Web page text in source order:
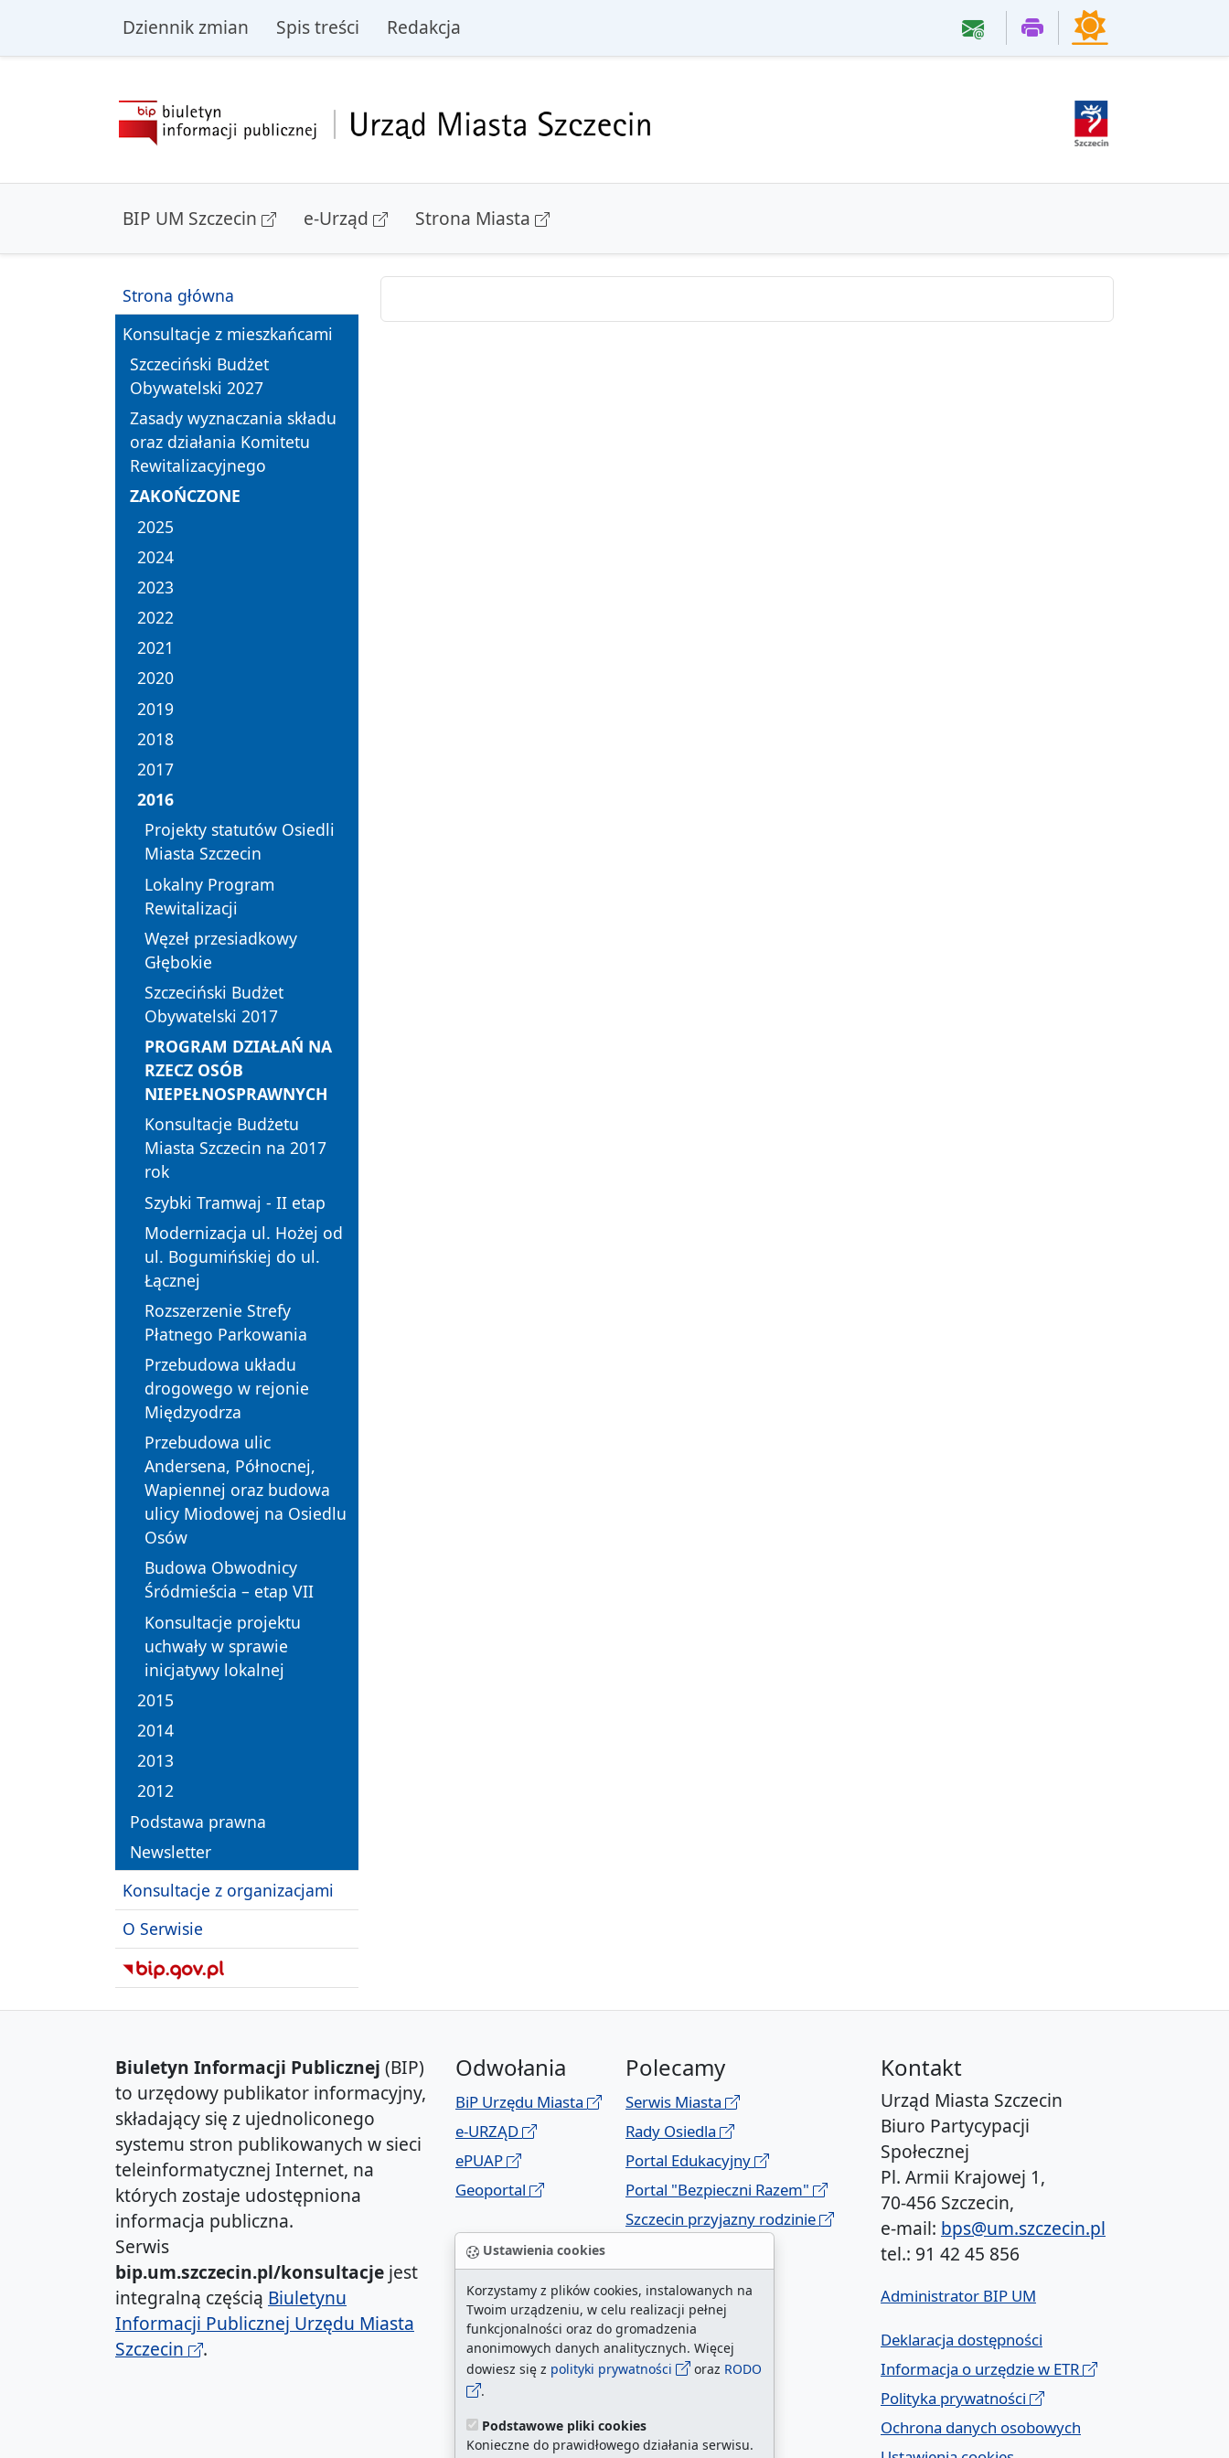
przejdź do głównego menu przejdź do treści
Ustawienia cookies
Korzystamy z plików cookies, instalowanych na
Twoim urządzeniu, w celu realizacji pełnej
funkcjonalności oraz do gromadzenia
anonimowych danych analitycznych. Więcej
dowiesz się z polityki prywatności oraz RODO
.
Podstawowe pliki cookies
Konieczne do prawidłowego działania serwisu.
Dziennik zmian Spis treści Redakcja
BIP UM Szczecin e-Urząd Strona Miasta
Strona główna
Konsultacje z mieszkańcami
Szczeciński Budżet
Obywatelski 2027
Zasady wyznaczania składu
oraz działania Komitetu
Rewitalizacyjnego
ZAKOŃCZONE
2025
2024
2023
2022
2021
2020
2019
2018
2017
2016
Projekty statutów Osiedli
Miasta Szczecin
Lokalny Program
Rewitalizacji
Węzeł przesiadkowy
Głębokie
Szczeciński Budżet
Obywatelski 2017
PROGRAM DZIAŁAŃ NA
RZECZ OSÓB
NIEPEŁNOSPRAWNYCH
Konsultacje Budżetu
Miasta Szczecin na 2017
rok
Szybki Tramwaj - II etap
Modernizacja ul. Hożej od
ul. Bogumińskiej do ul.
Łącznej
Rozszerzenie Strefy
Płatnego Parkowania
Przebudowa układu
drogowego w rejonie
Międzyodrza
Przebudowa ulic
Andersena, Północnej,
Wapiennej oraz budowa
ulicy Miodowej na Osiedlu
Osów
Budowa Obwodnicy
Śródmieścia – etap VII
Konsultacje projektu
uchwały w sprawie
inicjatywy lokalnej
2015
2014
2013
2012
Podstawa prawna
Newsletter
Konsultacje z organizacjami
O Serwisie
Biuletyn Informacji Publicznej (BIP)
to urzędowy publikator informacyjny,
składający się z ujednoliconego
systemu stron publikowanych w sieci
teleinformatycznej Internet, na
których zostaje udostępniona
informacja publiczna.
Serwis
bip.um.szczecin.pl/konsultacje jest
integralną częścią Biuletynu
Informacji Publicznej Urzędu Miasta
Szczecin
.
Odwołania
BiP Urzędu Miasta
e-URZĄD
ePUAP
Geoportal
Polecamy
Serwis Miasta
Rady Osiedla
Portal Edukacyjny
Portal "Bezpieczni Razem"
Szczecin przyjazny rodzinie
Kontakt
Urząd Miasta Szczecin
Biuro Partycypacji
Społecznej
Pl. Armii Krajowej 1,
70-456 Szczecin,
e-mail: bps@um.szczecin.pl
tel.: 91 42 45 856
Administrator BIP UM
Deklaracja dostępności
Informacja o urzędzie w ETR
Polityka prywatności
Ochrona danych osobowych